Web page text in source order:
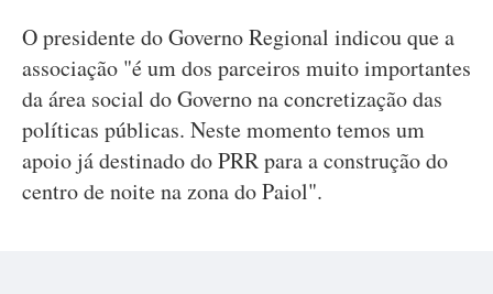
O presidente do Governo Regional indicou que a
associação "é um dos parceiros muito importantes
da área social do Governo na concretização das
políticas públicas. Neste momento temos um
apoio já destinado do PRR para a construção do
centro de noite na zona do Paiol".